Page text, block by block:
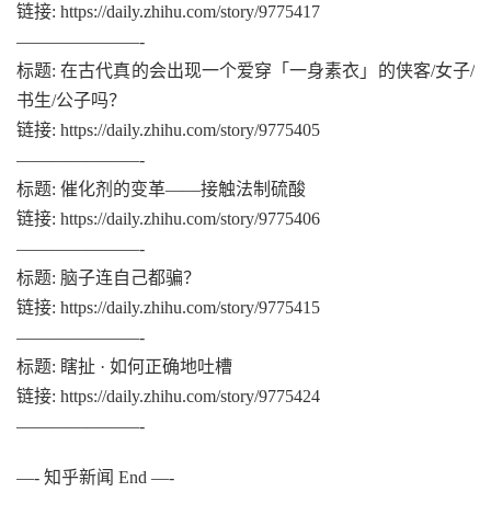
链接: https://daily.zhihu.com/story/9775417
———————-
标题: 在古代真的会出现一个爱穿「一身素衣」的侠客/女子/
书生/公子吗？
链接: https://daily.zhihu.com/story/9775405
———————-
标题: 催化剂的变革——接触法制硫酸
链接: https://daily.zhihu.com/story/9775406
———————-
标题: 脑子连自己都骗？
链接: https://daily.zhihu.com/story/9775415
———————-
标题: 瞎扯 · 如何正确地吐槽
链接: https://daily.zhihu.com/story/9775424
———————-
—- 知乎新闻 End —-